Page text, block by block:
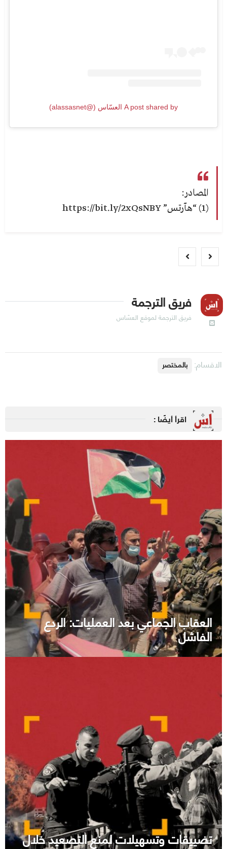
A post shared by العسّاس (@alassasnet)
المصادر:
(1) “هآرتس” https://bit.ly/2xQsNBY
فريق الترجمة
فريق الترجمة لموقع العسّاس
الاقسام: بالمختصر
اقرأ أيضًا :
العقاب الجماعي بعد العمليات: الردع
الفاشل
تضييقات وتسهيلات لمنع التصعيد خلال